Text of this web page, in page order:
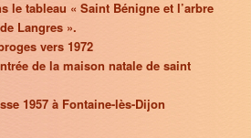
le tableau « Saint Bénigne et l’arbre
Langres ».
vers 1972
de la maison natale de saint
1957 à Fontaine-lès-Dijon